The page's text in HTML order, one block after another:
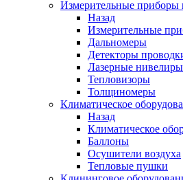
Измерительные приборы
Назад
Измерительные
Дальномеры
Детекторы
Лазерные нивелиры
Тепловизоры
Толщиномеры
Климатическое
Назад
Климатическое
Баллоны
Осушители воздуха
Тепловые пушки